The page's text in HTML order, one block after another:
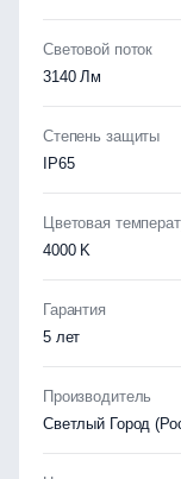
Световой поток
3140 Лм
Степень защиты
IP65
Цветовая
4000 K
Гарантия
5 лет
Производитель
Светлый Город